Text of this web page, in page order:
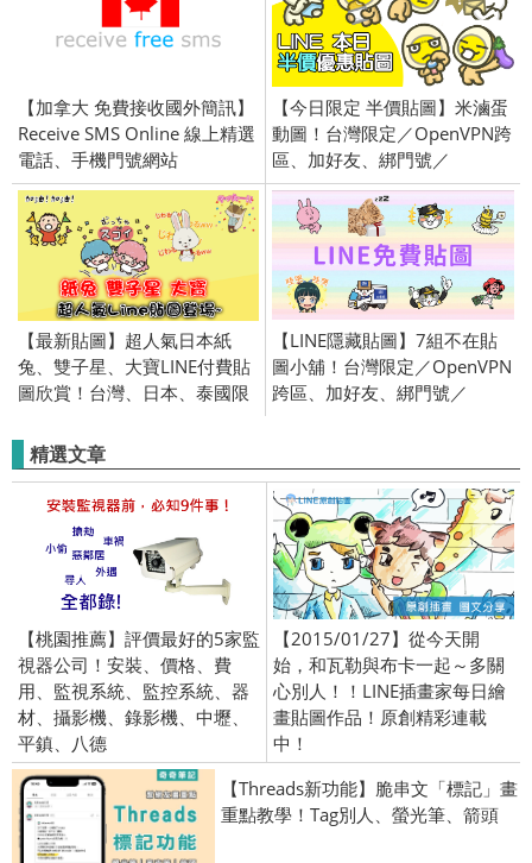
【加拿大 免費接收國外簡訊】
Receive SMS Online 線上精選
電話、手機門號網站
【今日限定 半價貼圖】米滷蛋
動圖！台灣限定／OpenVPN跨
區、加好友、綁門號／
2019/07/24
【最新貼圖】超人氣日本紙
兔、雙子星、大寶LINE付費貼
圖欣賞！台灣、日本、泰國限
2016/2/18
【LINE隱藏貼圖】7組不在貼
圖小舖！台灣限定／OpenVPN
跨區、加好友、綁門號／
精選文章
【桃園推薦】評價最好的5家監
視器公司！安裝、價格、費
用、監視系統、監控系統、器
材、攝影機、錄影機、中壢、
平鎮、八德
【2015/01/27】從今天開
始，和瓦勒與布卡一起～多關
心別人！！LINE插畫家每日繪
畫貼圖作品！原創精彩連載
中！
【Threads新功能】脆串文「標記」畫
重點教學！Tag別人、螢光筆、箭頭